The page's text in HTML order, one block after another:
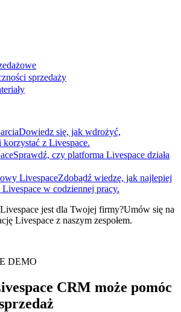
sprzedaży
Dowiedz się, jak wdrożyć,
z Livespace.
Sprawdź, czy platforma Livespace działa
LivespaceZdobądź wiedzę, jak najlepiej
w codziennej pracy.
jest dla Twojej firmy?Umów się na
Livespace z naszym zespołem.
DEMO
CRM może pomóc